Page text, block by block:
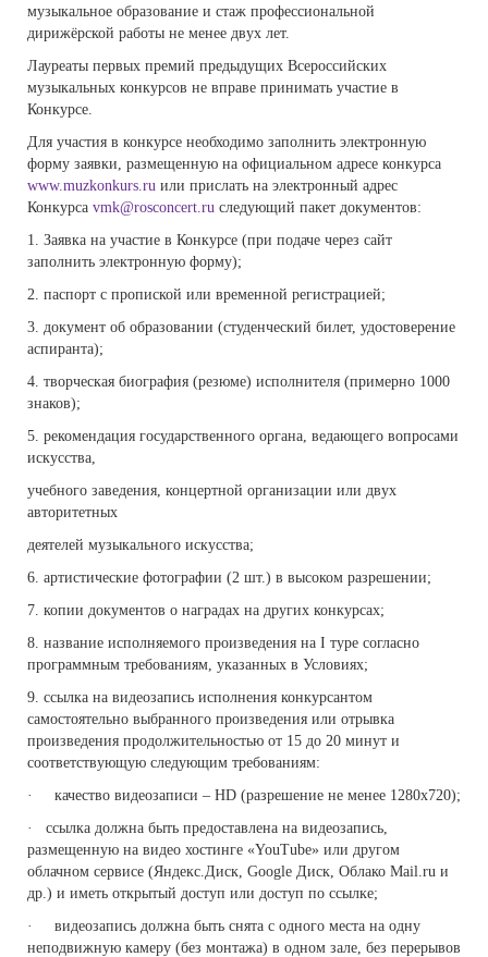
музыкальное образование и стаж профессиональной
дирижёрской работы не менее двух лет.
Лауреаты первых премий предыдущих Всероссийских
музыкальных конкурсов не вправе принимать участие в
Конкурсе.
Для участия в конкурсе необходимо заполнить электронную
форму заявки, размещенную на официальном адресе конкурса
www.muzkonkurs.ru или прислать на электронный адрес
Конкурса vmk@rosconcert.ru следующий пакет документов:
1. Заявка на участие в Конкурсе (при подаче через сайт
заполнить электронную форму);
2. паспорт с пропиской или временной регистрацией;
3. документ об образовании (студенческий билет, удостоверение
аспиранта);
4. творческая биография (резюме) исполнителя (примерно 1000
знаков);
5. рекомендация государственного органа, ведающего вопросами
искусства,
учебного заведения, концертной организации или двух
авторитетных
деятелей музыкального искусства;
6. артистические фотографии (2 шт.) в высоком разрешении;
7. копии документов о наградах на других конкурсах;
8. название исполняемого произведения на I туре согласно
программным требованиям, указанных в Условиях;
9. ссылка на видеозапись исполнения конкурсантом
самостоятельно выбранного произведения или отрывка
произведения продолжительностью от 15 до 20 минут и
соответствующую следующим требованиям:
· качество видеозаписи – HD (разрешение не менее 1280x720);
· ссылка должна быть предоставлена на видеозапись,
размещенную на видео хостинге «YouTube» или другом
облачном сервисе (Яндекс.Диск, Google Диск, Облако Mail.ru и
др.) и иметь открытый доступ или доступ по ссылке;
· видеозапись должна быть снята с одного места на одну
неподвижную камеру (без монтажа) в одном зале, без перерывов